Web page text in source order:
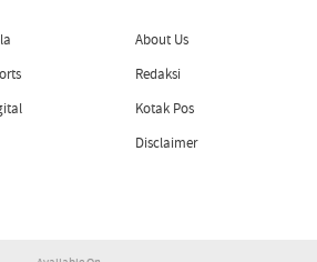
About Us
Redaksi
Kotak Pos
Disclaimer